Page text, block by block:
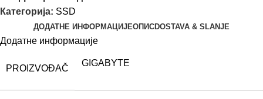
Категорија: SSD
ДОДАТНЕ ИНФОРМАЦИЈЕОПИСDOSTAVA & SLANJE
Додатне информације
PROIZVOĐAČ
GIGABYTE